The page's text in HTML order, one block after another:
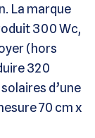
La marque
300 Wc,
(hors
320
d’une
70 cm x